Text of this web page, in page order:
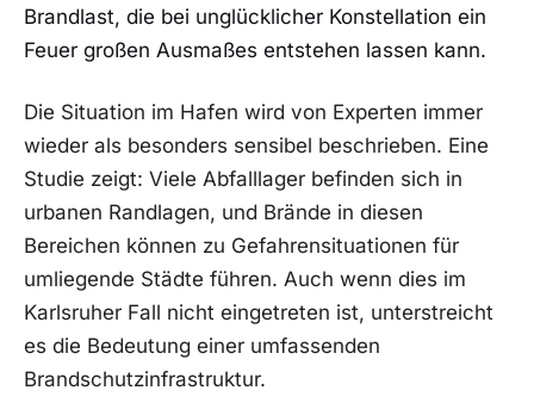
Brandlast, die bei unglücklicher Konstellation ein
Feuer großen Ausmaßes entstehen lassen kann.
Die Situation im Hafen wird von Experten immer
wieder als besonders sensibel beschrieben. Eine
Studie zeigt: Viele Abfalllager befinden sich in
urbanen Randlagen, und Brände in diesen
Bereichen können zu Gefahrensituationen für
umliegende Städte führen. Auch wenn dies im
Karlsruher Fall nicht eingetreten ist, unterstreicht
es die Bedeutung einer umfassenden
Brandschutzinfrastruktur.